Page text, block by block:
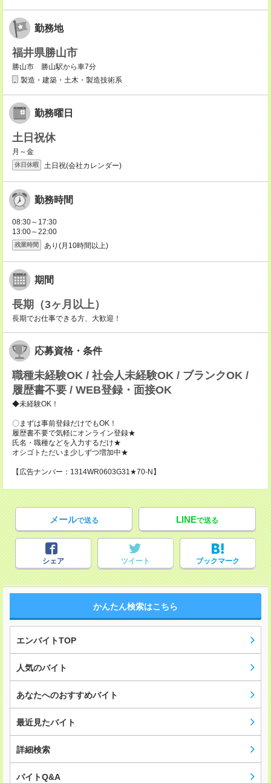
勤務地
福井県勝山市
勝山市 勝山駅から車7分
製造・建築・土木・製造技術系
勤務曜日
土日祝休
月～金
休日休暇 土日祝(会社カレンダー)
勤務時間
08:30～17:30
13:00～22:00
残業時間 あり(月10時間以上)
期間
長期（3ヶ月以上）
長期でお仕事できる方、大歓迎！
応募資格・条件
職種未経験OK / 社会人未経験OK / ブランクOK /
履歴書不要 / WEB登録・面接OK
◆未経験OK！
〇まずは事前登録だけでもOK！
履歴書不要で気軽にオンライン登録★
氏名・職種などを入力するだけ★
オシゴトただいま少しずつ増加中★
【広告ナンバー：1314WR0603G31★70-N】
メールで送る LINEで送る
シェア ツイート ブックマーク
かんたん検索はこちら
エンバイトTOP
人気のバイト
あなたへのおすすめバイト
最近見たバイト
詳細検索
バイトQ&A